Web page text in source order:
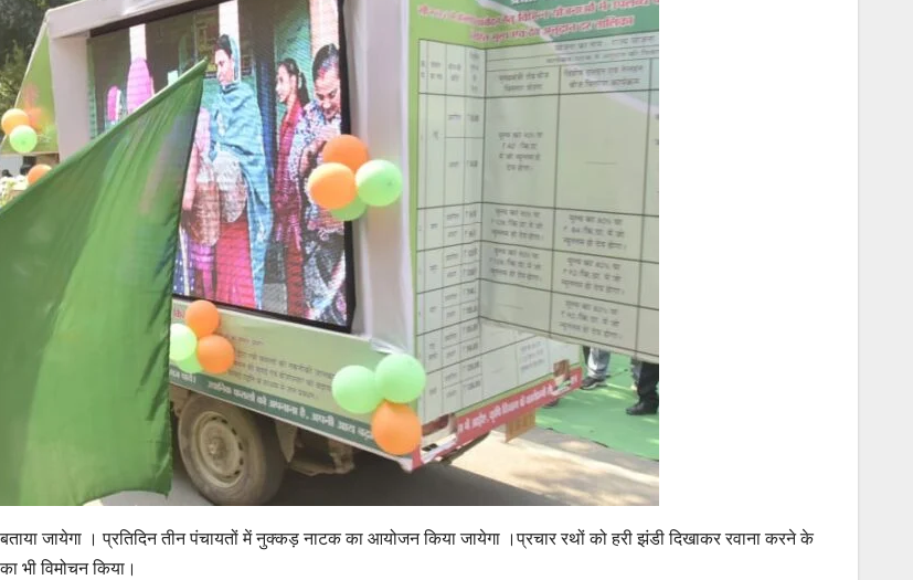
जायेगा । प्रतिदिन तीन पंचायतों में नुक्कड़ नाटक का आयोजन किया जायेगा ।प्रचार रथों को हरी झंडी दिखाकर रवाना करने के
भी विमोचन किया।